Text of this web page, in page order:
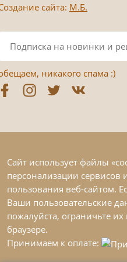
сайта: М.Б.
никакого спама :)
Сайт использует файлы
персонализации сервисов
пользования веб-сайтом.
Ваши пользовательские
пожалуйста, ограничьте
браузере.
Принимаем к оплате: